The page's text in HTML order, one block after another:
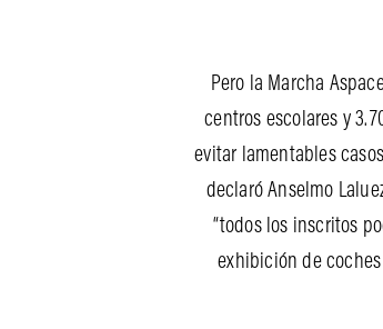
Pero la Marcha
centros escolares y
evitar lamentables
declaró Anselmo
“todos los inscritos
exhibición de